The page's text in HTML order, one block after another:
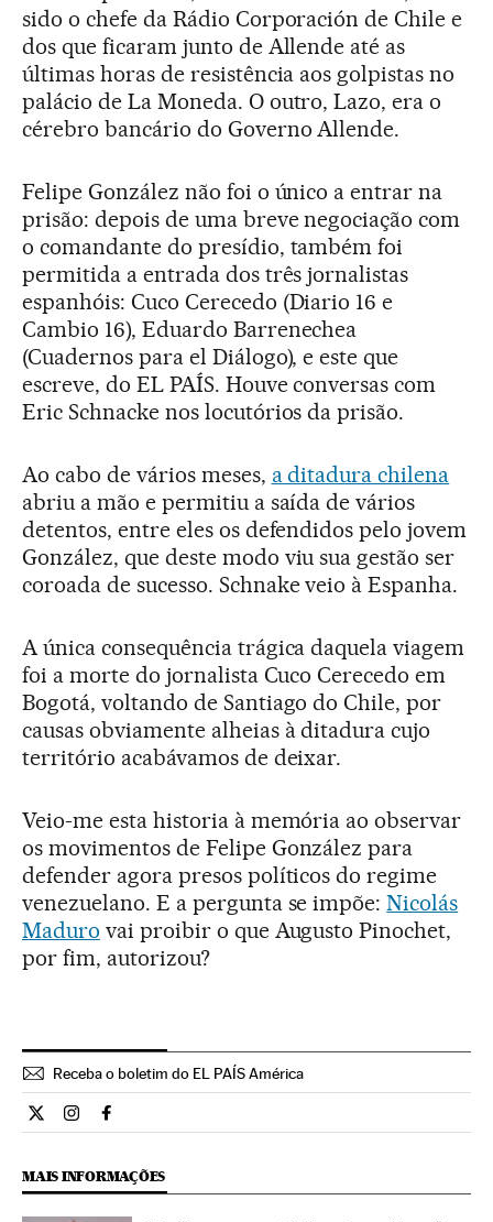
sido o chefe da Rádio Corporación de Chile e
dos que ficaram junto de Allende até as
últimas horas de resistência aos golpistas no
palácio de La Moneda. O outro, Lazo, era o
cérebro bancário do Governo Allende.
Felipe González não foi o único a entrar na
prisão: depois de uma breve negociação com
o comandante do presídio, também foi
permitida a entrada dos três jornalistas
espanhóis: Cuco Cerecedo (Diario 16 e
Cambio 16), Eduardo Barrenechea
(Cuadernos para el Diálogo), e este que
escreve, do EL PAÍS. Houve conversas com
Eric Schnacke nos locutórios da prisão.
Ao cabo de vários meses, a ditadura chilena
abriu a mão e permitiu a saída de vários
detentos, entre eles os defendidos pelo jovem
González, que deste modo viu sua gestão ser
coroada de sucesso. Schnake veio à Espanha.
A única consequência trágica daquela viagem
foi a morte do jornalista Cuco Cerecedo em
Bogotá, voltando de Santiago do Chile, por
causas obviamente alheias à ditadura cujo
território acabávamos de deixar.
Veio-me esta historia à memória ao observar
os movimentos de Felipe González para
defender agora presos políticos do regime
venezuelano. E a pergunta se impõe:Nicolás
Maduro vai proibir o que Augusto Pinochet,
por fim, autorizou?
Receba o boletim do EL PAÍS América
Internacional El País Brasil en Twitter
Internacional El País Brasil en Instagram
Internacional El País Brasil en Facebook
MAIS INFORMAÇÕES